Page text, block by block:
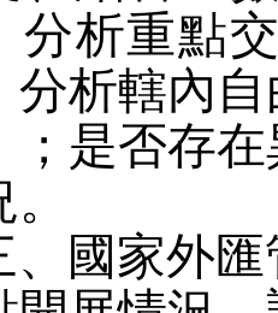
分析重點
分析轄內
；是否存
、國家外